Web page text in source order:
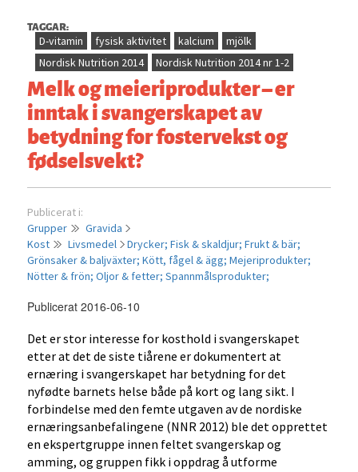
TAGGAR:
D-vitamin fysisk aktivitet kalcium
mjölk
Nordisk Nutrition 2014
Nordisk Nutrition 2014 nr 1-2
Melk og meieriprodukter – er
inntak i svangerskapet av
betydning for fostervekst og
fødselsvekt?
Publicerat i:
Grupper
Gravida
Kost
Livsmedel Drycker;Fisk & skaldjur;Frukt & bär;
Grönsaker & baljväxter;Kött, fågel & ägg;Mejeriprodukter;
Nötter & frön;Oljor & fetter;Spannmålsprodukter;
Publicerat 2016-06-10
Det er stor interesse for kosthold i svangerskapet
etter at det de siste tiårene er dokumentert at
ernæring i svangerskapet har betydning for det
nyfødte barnets helse både på kort og lang sikt. I
forbindelse med den femte utgaven av de nordiske
ernæringsanbefalingene (NNR 2012) ble det opprettet
en ekspertgruppe innen feltet svangerskap og
amming, og gruppen fikk i oppdrag å utforme